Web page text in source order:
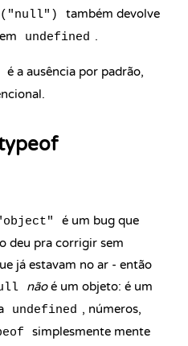
também devolve
undefined .
é a ausência por padrão,
é um bug que
deu pra corrigir sem
já estavam no ar - então
nãoé um objeto: é um
undefined , números,
simplesmente mente